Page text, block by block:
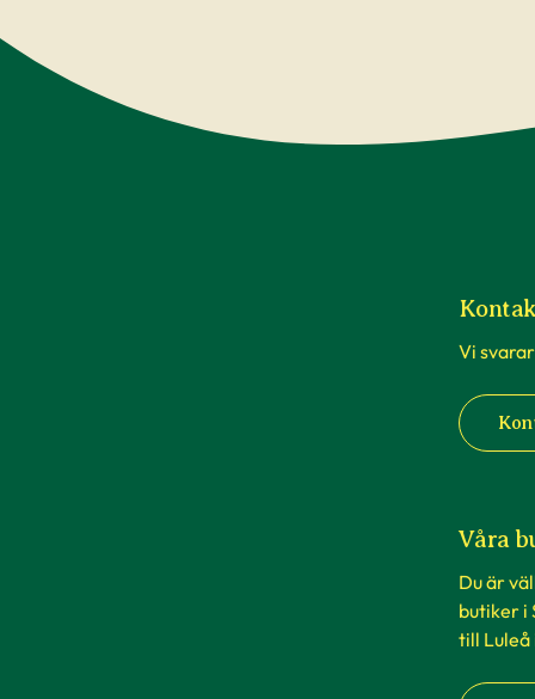
Vi
Våra
Du är
butiker i
till Luleå